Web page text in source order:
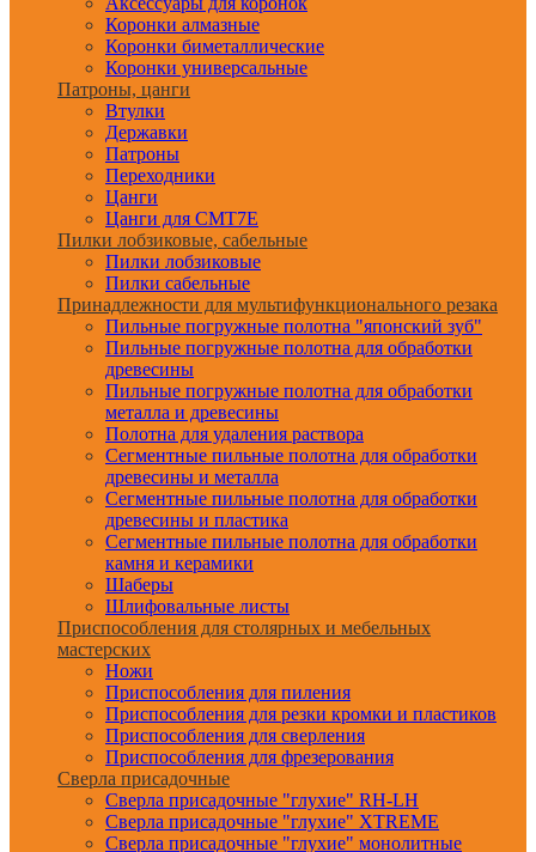
Коронки алмазные
Коронки биметаллические
Коронки универсальные
Патроны, цанги
Втулки
Державки
Патроны
Переходники
Цанги
Цанги для CMT7E
Пилки лобзиковые, сабельные
Пилки лобзиковые
Пилки сабельные
Принадлежности для мультифункционального резака
Пильные погружные полотна "японский зуб"
Пильные погружные полотна для обработки
древесины
Пильные погружные полотна для обработки
металла и древесины
Полотна для удаления раствора
Сегментные пильные полотна для обработки
древесины и металла
Сегментные пильные полотна для обработки
древесины и пластика
Сегментные пильные полотна для обработки
камня и керамики
Шаберы
Шлифовальные листы
Приспособления для столярных и мебельных
мастерских
Ножи
Приспособления для пиления
Приспособления для резки кромки и пластиков
Приспособления для сверления
Приспособления для фрезерования
Сверла присадочные
Сверла присадочные "глухие" RH-LH
Сверла присадочные "глухие" XTREME
Сверла присадочные "глухие" монолитные